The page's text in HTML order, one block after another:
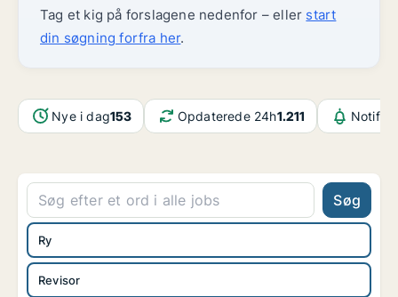
Tag et kig på forslagene nedenfor – eller start
din søgning forfra her.
Nye i dag153 Opdaterede 24h1.211
Søg
Revisor
Ry